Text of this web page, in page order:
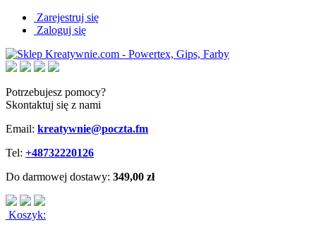
Zarejestruj się
Zaloguj się
Potrzebujesz pomocy?
Skontaktuj się z nami
Email: kreatywnie@poczta.fm
Tel: +48732220126
Do darmowej dostawy: 349,00 zł
Koszyk: